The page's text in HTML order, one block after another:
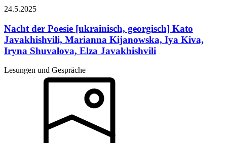
24.5.2025
Nacht der Poesie [ukrainisch, georgisch] Kato
Javakhishvili, Marianna Kijanowska, Iya Kiva,
Iryna Shuvalova, Elza Javakhishvili
Lesungen und Gespräche